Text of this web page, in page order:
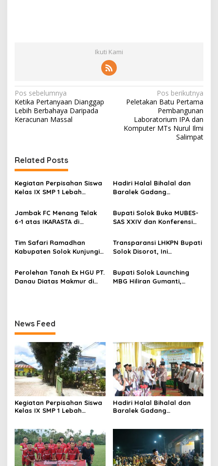
Ikuti Kami
N
a
v
a
s
i
o
Pos sebelumnya
Ketika Pertanyaan Dianggap
Lebih Berbahaya Daripada
Keracunan Massal
Pos berikutnya
Peletakan Batu Pertama
Pembangunan
Laboratorium IPA dan
Komputer MTs Nurul Ilmi
Salimpat
Related Posts
Kegiatan Perpisahan Siswa
Kelas IX SMP 1 Lebah
Pila Alahan Panjang Menuai
Sorotan Tajam
Hadiri Halal Bihalal dan
Baralek Gadang
Tangah, Bupati Solok
Sekaligus Meresmikan
Jambak FC Menang Telak
6-1 atas IKARASTA di
Talang
Bupati Solok Buka MUBES-
SAS XXIV dan Konferensi
Tim Safari Ramadhan
Kabupaten Solok Kunjungi
Batu Cupak
Transparansi LHKPN Bupati
Solok Disorot, Ini
Perolehan Tanah Ex HGU PT.
Danau Diatas Makmur di
Bupati Solok Launching
MBG Hiliran Gumanti,
News Feed
Kegiatan Perpisahan Siswa
Kelas IX SMP 1 Lebah
Sorotan Tajam
Hadiri Halal Bihalal dan
Baralek Gadang
Sekaligus Meresmikan
Menara Masjid Nurul Iman